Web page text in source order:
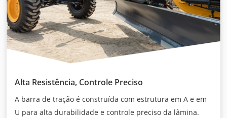
Alta Resistência, Controle Preciso
A barra de tração é construída com estrutura em A e em
U para alta durabilidade e controle preciso da lâmina.